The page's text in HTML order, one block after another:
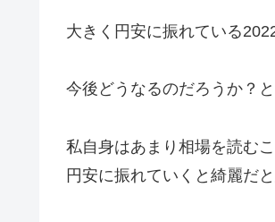
大きく円安に振れている
今後どうなるのだろうか？
私自身はあまり相場を読む
円安に振れていくと綺麗だ